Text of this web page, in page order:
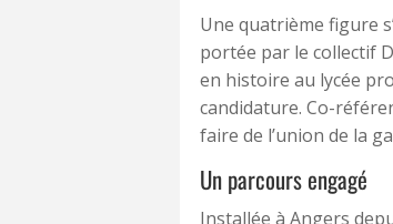
Une quatrième figure
portée par le collectif
en histoire au lycée
candidature. Co-
faire de l’union de la
Un parcours engagé
Installée à Angers